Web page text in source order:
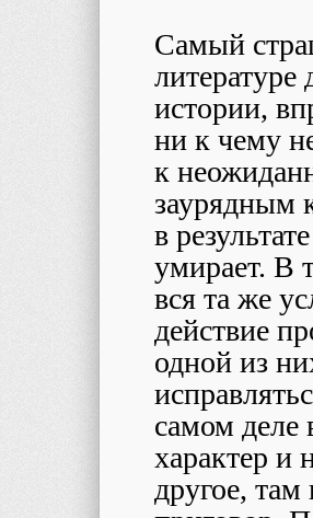
Самый
истории,
ни к чему
к
заурядным
в
умирает. В
вся та же
действие
одной из
самом деле
характер и
другое,